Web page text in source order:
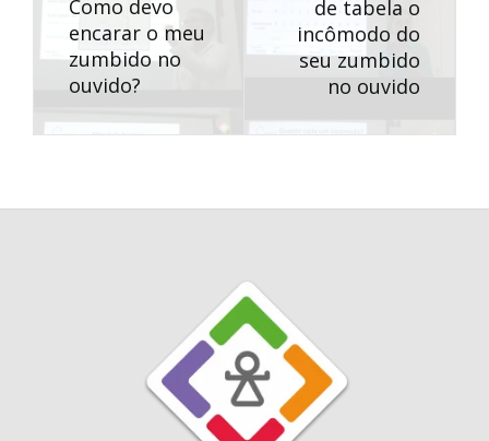
Como devo
encarar o meu
zumbido no
ouvido?
de tabela o
incômodo do
seu zumbido
no ouvido